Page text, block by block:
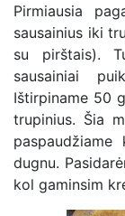
Pirmiausia
sausainius iki
su pirštais).
sausainiai
Ištirpiname 50
trupinius. Šia
dugnu.
kol gaminsim